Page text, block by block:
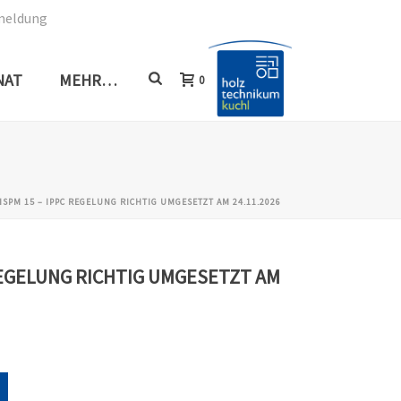
MEHR… 0
15 – IPPC REGELUNG RICHTIG UMGESETZT AM 24.11.2026
RICHTIG UMGESETZT AM